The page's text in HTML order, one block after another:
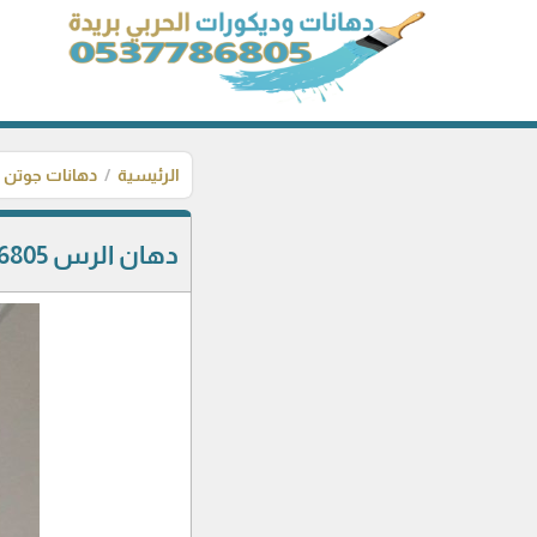
الرئيسية دهانات جوتن
دهان الرس 0537786805 دهان بالرس